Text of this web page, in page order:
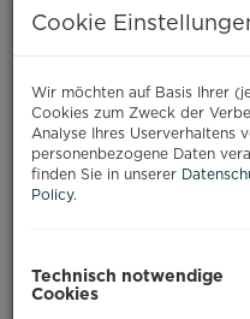
Volks-, Mittel- und
Allgemeinmediziner
Fachärzte, eine
erreichbare
Heurigen sowie
Shopping City Süd
Riverside
, nur
Mode-Boutiquen,
eine lebendige
Cookie
Wir möchten auf Basis Ihrer
Cookies zum Zweck der
Analyse Ihres Userverhaltens
personenbezogene Daten
finden Sie in unserer
Policy.
Technisch notwendige
Cookies